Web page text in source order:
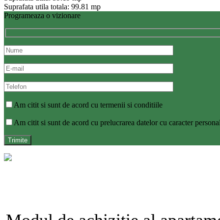
Suprafata utila totala: 99.81 mp
Programeaza o vizionare
Am citit si sunt de acord cu termenii si conditiile
Am citit si sunt de acord cu prelucrarea datelor cu caracter